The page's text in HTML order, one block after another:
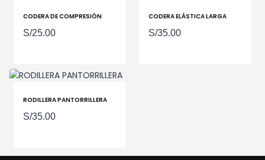
CODERA DE COMPRESIÓN
S/25.00
CODERA ELÁSTICA LARGA
S/35.00
RODILLERA PANTORRILLERA
S/35.00